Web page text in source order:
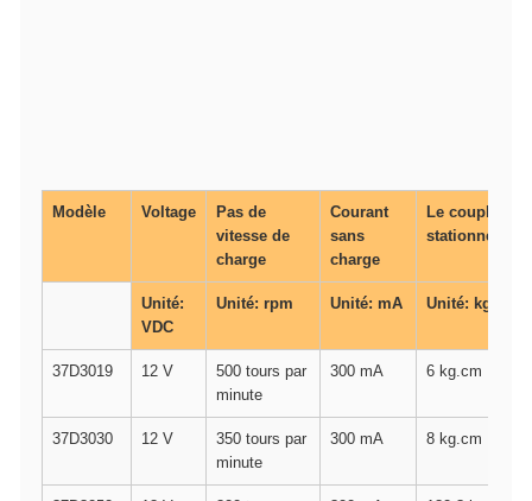
Modèle Voltage
Pas de
vitesse de
charge
Courant
sans
charge
Le couple de
stationnement
Unité:
VDC
Unité: rpm Unité: mA Unité: kg.cm
37D3019 12 V
500 tours par
minute
300 mA 6 kg.cm
37D3030 12 V
350 tours par
minute
300 mA 8 kg.cm